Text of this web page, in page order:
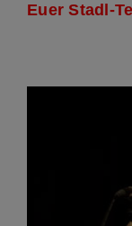
Euer Stadl-